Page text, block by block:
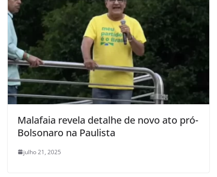
Malafaia revela detalhe de novo ato pró-
Bolsonaro na Paulista
julho 21, 2025